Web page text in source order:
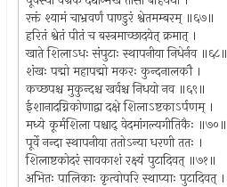
रक्तं श्यामं चाभ्रवर्णं पाण्डुरं श्वेतमम्बरम् ॥६७॥
हरितं श्वेतं पीतं च बस्त्रमाच्छादयेत् क्रमात् ।
खाते शिलाऽधः संपुटाः स्थापनीया निधेर्नव ॥६८॥
शंखः पद्मो महापद्मो मकरः कुन्दनालकौ ।
कच्छपश्च मुकुन्दश्च खर्वश्च निधयो नव ॥६९॥
ईशानादग्निकोणाद्वा दक्षे शिलाऽष्टकाऽर्पणम् ।
मध्ये कूर्मशिला पश्चाद् वेदमांगल्यगीतिकैः ॥७०॥
पूर्वे नन्दा स्थापनीया ततोऽन्या धरणी ततः ।
शिलाष्टकोदरं सावकाशं रक्ष्यं पुटादिवत् ॥७१॥
अभितः पालिकाः कृत्वोपरि स्थाप्याः पुटादिवत् ।